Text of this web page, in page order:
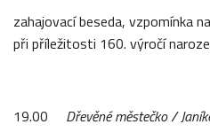
zahajovací beseda, vzpomínka
při příležitosti 160. výročí
19.00
Dřevěné městečko /